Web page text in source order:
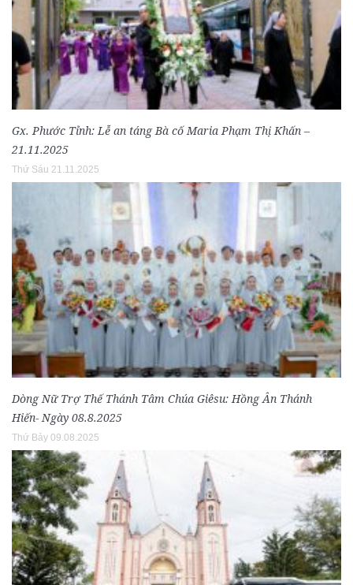
Gx. Phước Tỉnh: Lễ an táng Bà cố Maria Phạm Thị Khấn –
21.11.2025
Thứ Sáu 21.11.2025
Dòng Nữ Trợ Thế Thánh Tâm Chúa Giêsu: Hồng Ân Thánh
Hiến- Ngày 08.8.2025
Thứ Bảy 09.08.2025